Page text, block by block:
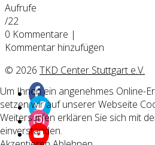
Aufrufe
/22
0 Kommentare |
Kommentar hinzufügen
© 2026 TKD Center Stuttgart e.V.
Um Ihnen ein angenehmes Online-
setzen wir auf unserer Webseite
Weitersurfen erklären Sie sich mit
einverstanden.